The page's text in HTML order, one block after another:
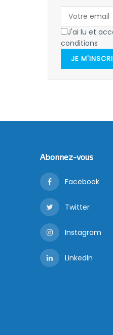
J'ai lu et
conditions
JE
Abonnez-vous
Facebook
Twitter
Instagram
LinkedIn